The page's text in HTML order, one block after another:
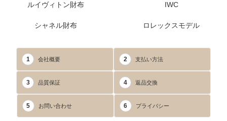
ルイヴィトン財布
シャネル財布
IWC
ロレックスモデル
1 会社概要 2 支払い方法
3 品質保証 4 返品交換
5 お問い合わせ 6 プライバシー